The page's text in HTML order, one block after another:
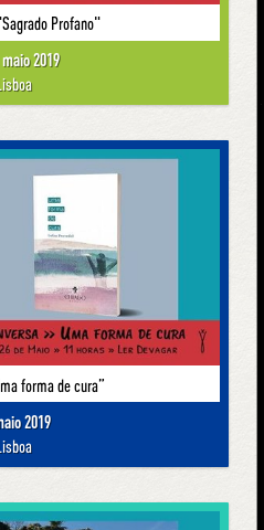
Profano"
2019
forma de cura”
2019